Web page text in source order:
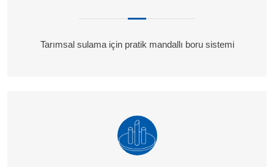
Tarımsal sulama için pratik mandallı boru sistemi